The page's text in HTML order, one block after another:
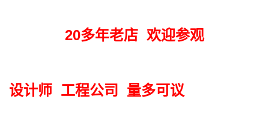
20多年老店 欢迎参观
设计师 工程公司 量多可议